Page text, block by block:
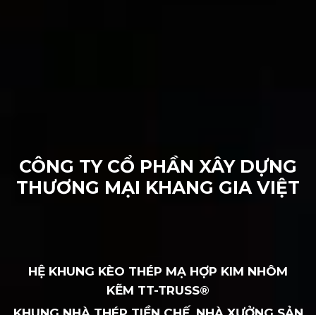
CÔNG TY CỔ PHẦN XÂY DỰNG
THƯƠNG MẠI KHANG GIA VIỆT
HỆ KHUNG KÈO THÉP MẠ HỢP KIM NHÔM
KẼM TT-TRUSS®